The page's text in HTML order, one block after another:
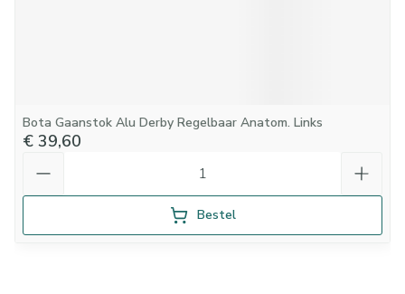
Bota Gaanstok Alu Derby Regelbaar Anatom. Links
€ 39,60
Bestel